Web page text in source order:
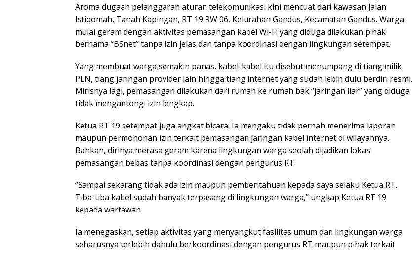
Aroma dugaan pelanggaran aturan telekomunikasi kini mencuat dari kawasan Jalan
Istiqomah, Tanah Kapingan, RT 19 RW 06, Kelurahan Gandus, Kecamatan Gandus. Warga
mulai geram dengan aktivitas pemasangan kabel Wi-Fi yang diduga dilakukan pihak
bernama “BSnet” tanpa izin jelas dan tanpa koordinasi dengan lingkungan setempat.
Yang membuat warga semakin panas, kabel-kabel itu disebut menumpang di tiang milik
PLN, tiang jaringan provider lain hingga tiang internet yang sudah lebih dulu berdiri resmi.
Mirisnya lagi, pemasangan dilakukan dari rumah ke rumah bak “jaringan liar” yang diduga
tidak mengantongi izin lengkap.
Ketua RT 19 setempat juga angkat bicara. Ia mengaku tidak pernah menerima laporan
maupun permohonan izin terkait pemasangan jaringan kabel internet di wilayahnya.
Bahkan, dirinya merasa geram karena lingkungan warga seolah dijadikan lokasi
pemasangan bebas tanpa koordinasi dengan pengurus RT.
“Sampai sekarang tidak ada izin maupun pemberitahuan kepada saya selaku Ketua RT.
Tiba-tiba kabel sudah banyak terpasang di lingkungan warga,” ungkap Ketua RT 19
kepada wartawan.
Ia menegaskan, setiap aktivitas yang menyangkut fasilitas umum dan lingkungan warga
seharusnya terlebih dahulu berkoordinasi dengan pengurus RT maupun pihak terkait